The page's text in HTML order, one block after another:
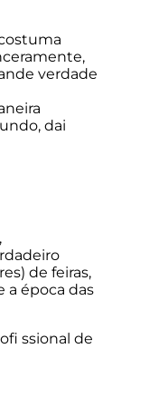
verdade
dai
de feiras,
a época das
ssional de